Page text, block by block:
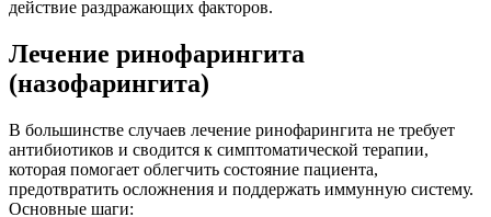
действие раздражающих факторов.
Лечение ринофарингита
(назофарингита)
В большинстве случаев лечение ринофарингита не требует
антибиотиков и сводится к симптоматической терапии,
которая помогает облегчить состояние пациента,
предотвратить осложнения и поддержать иммунную систему.
Основные шаги: